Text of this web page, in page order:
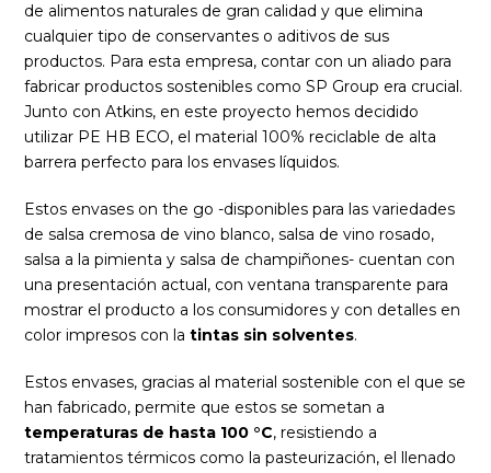
de alimentos naturales de gran calidad y que elimina
cualquier tipo de conservantes o aditivos de sus
productos. Para esta empresa, contar con un aliado para
fabricar productos sostenibles como SP Group era crucial.
Junto con Atkins, en este proyecto hemos decidido
utilizar PE HB ECO, el material 100% reciclable de alta
barrera perfecto para los envases líquidos.
Estos envases on the go -disponibles para las variedades
de salsa cremosa de vino blanco, salsa de vino rosado,
salsa a la pimienta y salsa de champiñones- cuentan con
una presentación actual, con ventana transparente para
mostrar el producto a los consumidores y con detalles en
color impresos con la tintas sin solventes.
Estos envases, gracias al material sostenible con el que se
han fabricado, permite que estos se sometan a
temperaturas de hasta 100 °C, resistiendo a
tratamientos térmicos como la pasteurización, el llenado